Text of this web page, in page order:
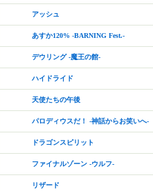
アッシュ
あすか120% -BARNING Fest.-
デウリング -魔王の館-
ハイドライド
天使たちの午後
パロディウスだ！ -神話からお笑いへ-
ドラゴンスピリット
ファイナルゾーン -ウルフ-
リザード